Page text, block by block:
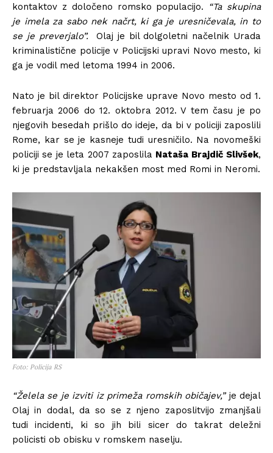
kontaktov z določeno romsko populacijo.
“Ta skupina
je imela za sabo nek načrt, ki ga je uresničevala, in to
se je preverjalo”.
Olaj je bil dolgoletni načelnik Urada
kriminalistične policije v Policijski upravi Novo mesto, ki
ga je vodil med letoma 1994 in 2006.
Nato je bil direktor Policijske uprave Novo mesto od 1.
februarja 2006 do 12. oktobra 2012. V tem času je po
njegovih besedah ​​prišlo do ideje, da bi v policiji zaposlili
Rome, kar se je kasneje tudi uresničilo. Na novomeški
policiji se je leta 2007 zaposlila Nataša Brajdič Slivšek,
ki je predstavljala nekakšen most med Romi in Neromi.
Foto: Policija RS
“Želela se je izviti iz primeža romskih običajev,”je dejal
Olaj in dodal, da so se z njeno zaposlitvijo zmanjšali
tudi incidenti, ki so jih bili sicer do takrat deležni
policisti ob obisku v romskem naselju.